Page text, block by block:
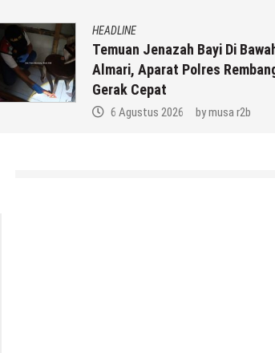
HEADLINE
Temuan Jenazah Bayi Di Bawah
Almari, Aparat Polres Rembang
Gerak Cepat
6 Agustus 2026 bymusa r2b